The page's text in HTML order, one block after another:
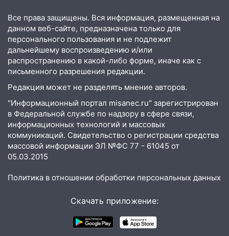
ветром сорвало опалубку со
строящегося дома
13:54 В мэрии Ульяновска рассказали,
как устраняют последствия мощного
шторма
13:49
Стихия продолжает крушить
Ульяновск: дерево рухнуло на дом на
Орджоникидзе
13:47 На Нижней Террасе мощным
ветром вырвало дерево с корнем
СТО на проспекте Созидателей
Непогода продолжает бить по
транспорту: в Ульяновске трамвай
сошёл с рельсов
Все права защищены. Вся информация, размещенная на
данном веб-сайте, предназначена только для
персонального пользования и не подлежит
дальнейшему воспроизведению и/или
распространению в какой-либо форме, иначе как с
письменного разрешения редакции.
Редакция может не разделять мнение авторов.
"Информационный портал misanec.ru" зарегистрирован
в Федеральной службе по надзору в сфере связи,
информационных технологий и массовых
коммуникаций. Свидетельство о регистрации средства
массовой информации ЭЛ №ФС 77 - 61045 от
05.03.2015
Политика в отношении обработки персональных данных
Скачать приложение: